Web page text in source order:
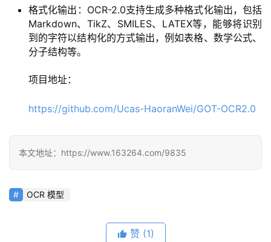
文
型
框
格式化输出：OCR-2.0支持生成多种格式化输出，包括
Markdown、TikZ、SMILES、LATEX等，能够将识别
到的字符以结构化的方式输出，例如表格、数学公式、
分子结构等。
项目地址：
https://github.com/Ucas-HaoranWei/GOT-OCR2.0
本文地址：https://www.163264.com/9835
OCR 模型
赞 (1)